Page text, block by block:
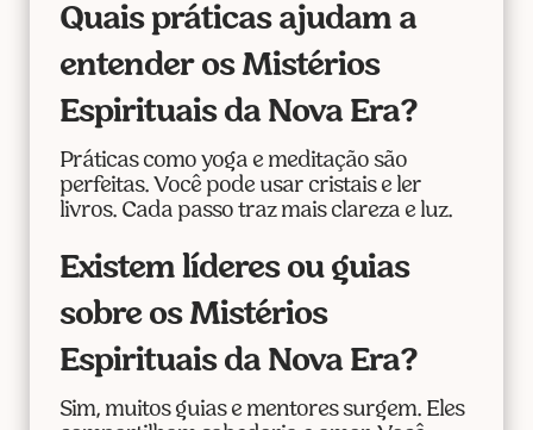
Quais práticas ajudam a
entender os Mistérios
Espirituais da Nova Era?
Práticas como yoga e meditação são
perfeitas. Você pode usar cristais e ler
livros. Cada passo traz mais clareza e luz.
Existem líderes ou guias
sobre os Mistérios
Espirituais da Nova Era?
Sim, muitos guias e mentores surgem. Eles